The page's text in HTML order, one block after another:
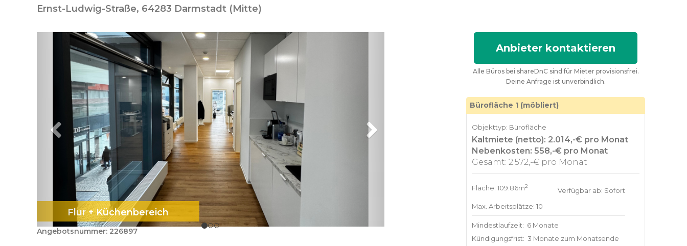
Ernst-Ludwig-Straße, 64283 Darmstadt (Mitte)
Flur + Küchenbereich
Angebotsnummer: 226897
Anbieter kontaktieren
Alle Büros bei shareDnC sind für Mieter provisionsfrei.
Deine Anfrage ist unverbindlich.
Bürofläche 1 (möbliert)
Objekttyp: Bürofläche
Kaltmiete (netto): 2.014,-€ pro Monat
Nebenkosten: 558,-€ pro Monat
Gesamt: 2.572,-€ pro Monat
Fläche: 109.86m2
Max. Arbeitsplätze: 10
Verfügbar ab: Sofort
Mindestlaufzeit: 6 Monate
Kündigungsfrist: 3 Monate zum Monatsende